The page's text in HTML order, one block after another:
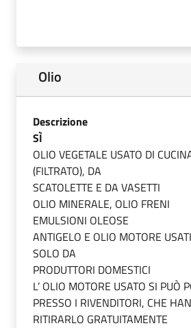
Olio
Descrizione
SÌ
OLIO VEGETALE USATO DI
(FILTRATO), DA
SCATOLETTE E DA VASETTI
OLIO MINERALE, OLIO FRENI
EMULSIONI OLEOSE
ANTIGELO E OLIO MOTORE
SOLO DA
PRODUTTORI DOMESTICI
L’ OLIO MOTORE USATO SI PUÒ
PRESSO I RIVENDITORI, CHE
RITIRARLO GRATUITAMENTE